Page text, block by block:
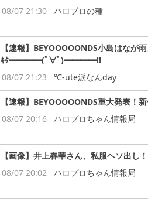
08/07 21:30
ハロプロの種
【速報】BEYOOOOONDS小島はなが
ｷﾀ━━━━(ﾟ∀ﾟ)━━━━!!
08/07 21:23
℃-ute派なんday
【速報】BEYOOOOONDS重大発表！
08/07 20:16
ハロプロちゃん情報局
【画像】井上春華さん、私服ヘソ出し！
08/07 20:02
ハロプロちゃん情報局